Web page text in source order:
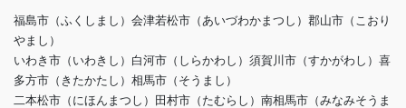
福島市（ふくしまし）会津若松市（あいづわかまつし）郡山市（こおり
やまし）
いわき市（いわきし）白河市（しらかわし）須賀川市（すかがわし）喜
多方市（きたかたし）相馬市（そうまし）
二本松市（にほんまつし）田村市（たむらし）南相馬市（みなみそうま